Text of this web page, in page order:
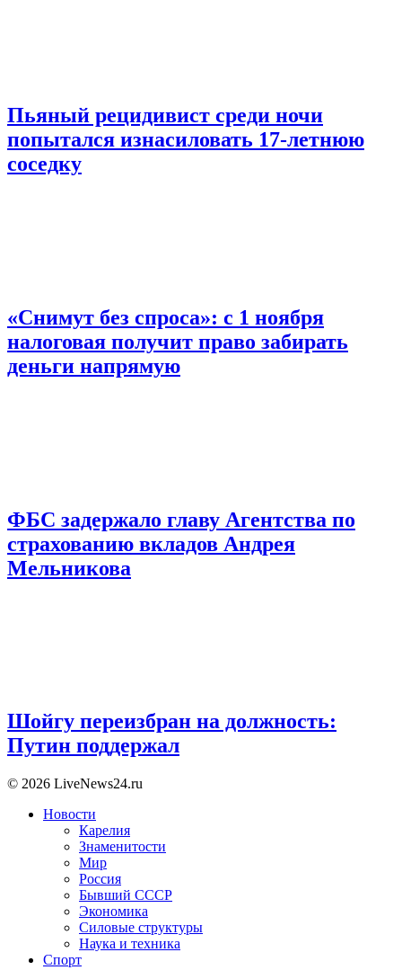
Пьяный рецидивист среди ночи
попытался изнасиловать 17-летнюю
соседку
«Снимут без спроса»: с 1 ноября
налоговая получит право забирать
деньги напрямую
ФБС задержало главу Агентства по
страхованию вкладов Андрея
Мельникова
Шойгу переизбран на должность:
Путин поддержал
© 2026 LiveNews24.ru
Новости
Карелия
Знаменитости
Мир
Россия
Бывший СССР
Экономика
Силовые структуры
Наука и техника
Спорт